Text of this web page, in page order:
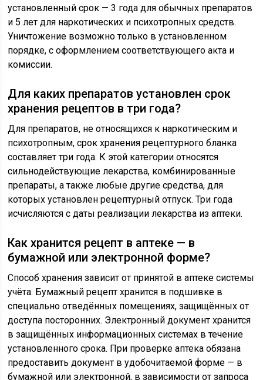
установленный срок — 3 года для обычных препаратов
и 5 лет для наркотических и психотропных средств.
Уничтожение возможно только в установленном
порядке, с оформлением соответствующего акта и
комиссии.
Для каких препаратов установлен срок
хранения рецептов в три года?
Для препаратов, не относящихся к наркотическим и
психотропным, срок хранения рецептурного бланка
составляет три года. К этой категории относятся
сильнодействующие лекарства, комбинированные
препараты, а также любые другие средства, для
которых установлен рецептурный отпуск. Три года
исчисляются с даты реализации лекарства из аптеки.
Как хранится рецепт в аптеке — в
бумажной или электронной форме?
Способ хранения зависит от принятой в аптеке системы
учёта. Бумажный рецепт хранится в подшивке в
специально отведённых помещениях, защищённых от
доступа посторонних. Электронный документ хранится
в защищённых информационных системах в течение
установленного срока. При проверке аптека обязана
предоставить документ в удобочитаемой форме — в
бумажной или электронной, в зависимости от запроса